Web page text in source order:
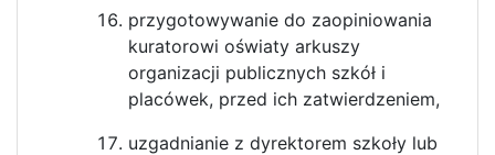
przygotowywanie do zaopiniowania
kuratorowi oświaty arkuszy
organizacji publicznych szkół i
placówek, przed ich zatwierdzeniem,
uzgadnianie z dyrektorem szkoły lub